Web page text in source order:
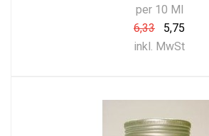
per 10 Ml
6,33
5,75
inkl. MwSt